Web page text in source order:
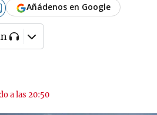
a las 20:50
Añádenos en Google